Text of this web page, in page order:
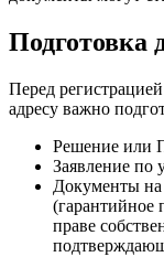
Подготовка
Перед
адресу важно
Решение или
Заявление по
Документы на
(гарантийное
праве